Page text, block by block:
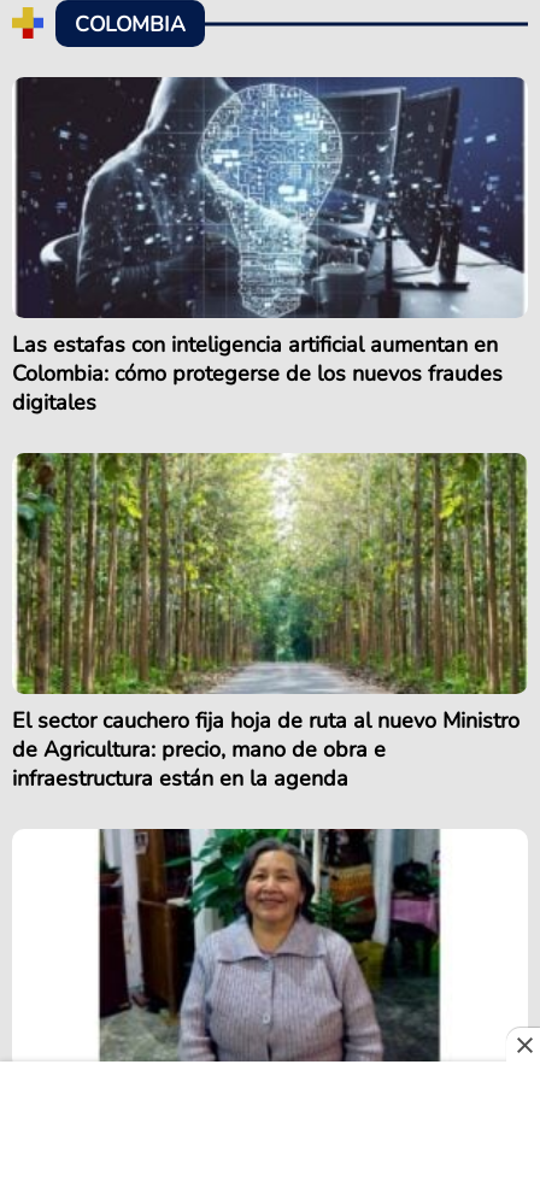
COLOMBIA
Las estafas con inteligencia artificial aumentan en
Colombia: cómo protegerse de los nuevos fraudes
digitales
El sector cauchero fija hoja de ruta al nuevo Ministro
de Agricultura: precio, mano de obra e
infraestructura están en la agenda